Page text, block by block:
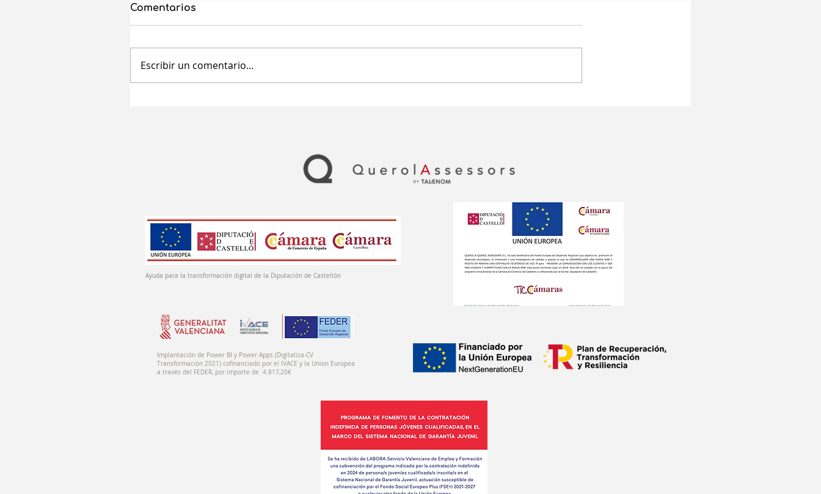
Comentarios
Escribir un comentario...
Ayuda para la transformación digital de la Diputación de Castellón
Implantación de Power BI y Power Apps (Digitaliza-CV
Transformación 2021) cofinanciado por el IVACE y la Union Europea
a través del FEDER, por importe de 4.817,20€